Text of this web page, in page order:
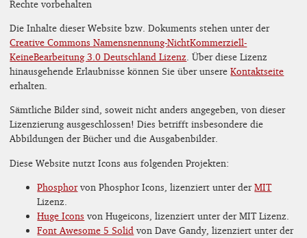
Rechte vorbehalten
Die Inhalte dieser Website bzw. Dokuments stehen unter der
Creative Commons Namensnennung-NichtKommerziell-
KeineBearbeitung 3.0 Deutschland Lizenz . Über diese Lizenz
hinausgehende Erlaubnisse können Sie über unsereKontaktseite
erhalten.
Sämtliche Bilder sind, soweit nicht anders angegeben, von dieser
Lizenzierung ausgeschlossen! Dies betrifft insbesondere die
Abbildungen der Bücher und die Ausgabenbilder.
Diese Website nutzt Icons aus folgenden Projekten:
Phosphorvon Phosphor Icons, lizenziert unter derMIT
Lizenz.
Huge Icons von Hugeicons, lizenziert unter der MIT Lizenz.
Font Awesome 5 Solid von Dave Gandy, lizenziert unter der